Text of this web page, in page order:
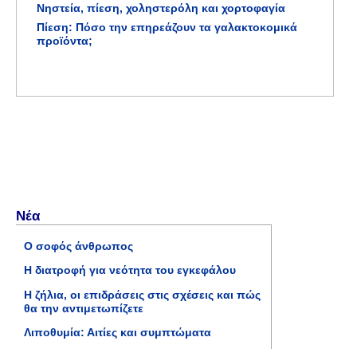
Νηστεία, πίεση, χοληστερόλη και χορτοφαγία
Πίεση: Πόσο την επηρεάζουν τα γαλακτοκομικά
προϊόντα;
Νέα
Ο σοφός άνθρωπος
Η διατροφή για νεότητα του εγκεφάλου
Η ζήλια, οι επιδράσεις στις σχέσεις και πώς
θα την αντιμετωπίζετε
Λιποθυμία: Αιτίες και συμπτώματα